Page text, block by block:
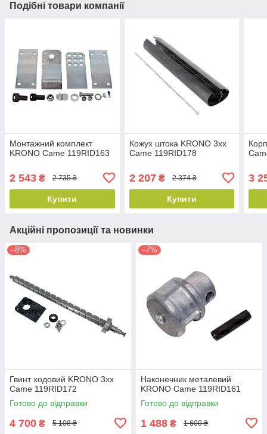
Подібні товари компанії
Монтажний комплект
KRONO Came 119RID163
2 543 ₴ 2 735 ₴
Купити
Кожух штока KRONO 3xx
Came 119RID178
2 207₴ 2 374 ₴
Купити
3
Акційні пропозиції та новинки
–8%
Гвинт ходовий KRONO 3xx
Came 119RID172
Готово до відправки
4 700 ₴ 5 108 ₴
–7%
Наконечник металевий
KRONO Came 119RID161
Готово до відправки
1 488 ₴ 1 600 ₴